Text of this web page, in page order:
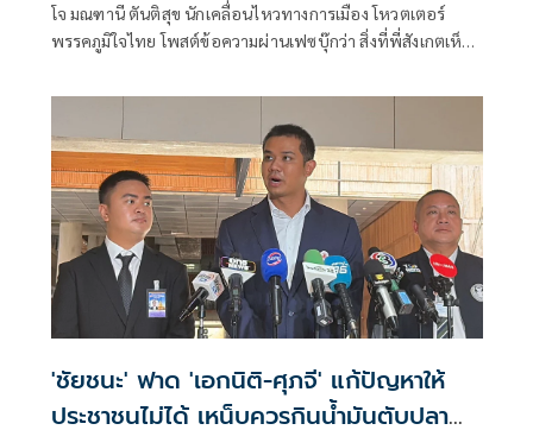
โจ มณฑานี ตันติสุข นักเคลื่อนไหวทางการเมือง โหวตเตอร์
พรรคภูมิใจไทย โพสต์ข้อความผ่านเฟซบุ๊กว่า สิ่งที่พี่สังเกตเห็น
ที่เป็นพรรคที่ทุกฝั่งลืมได้ไงเนี้ย
'ชัยชนะ' ฟาด 'เอกนิติ-ศุภจี' แก้ปัญหาให้
ประชาชนไม่ได้ เหน็บควรกินน้ำมันตับปลา